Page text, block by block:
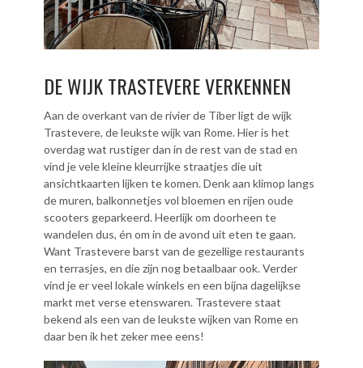
DE WIJK TRASTEVERE VERKENNEN
Aan de overkant van de rivier de Tiber ligt de wijk
Trastevere, de leukste wijk van Rome. Hier is het
overdag wat rustiger dan in de rest van de stad en
vind je vele kleine kleurrijke straatjes die uit
ansichtkaarten lijken te komen. Denk aan klimop langs
de muren, balkonnetjes vol bloemen en rijen oude
scooters geparkeerd. Heerlijk om doorheen te
wandelen dus, én om in de avond uit eten te gaan.
Want Trastevere barst van de gezellige restaurants
en terrasjes, en die zijn nog betaalbaar ook. Verder
vind je er veel lokale winkels en een bijna dagelijkse
markt met verse etenswaren. Trastevere staat
bekend als een van de leukste wijken van Rome en
daar ben ik het zeker mee eens!